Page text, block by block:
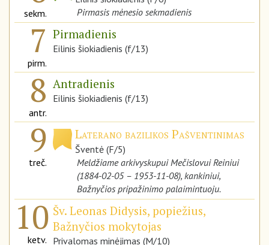
sekm.
Pirmasis mėnesio sekmadienis
7
pirm.
Pirmadienis
Eilinis šiokiadienis (f/13)
8
antr.
Antradienis
Eilinis šiokiadienis (f/13)
9
treč.
Laterano bazilikos Pašventinimas
Šventė (F/5)
Meldžiame arkivyskupui Mečislovui Reiniui
(1884-02-05 – 1953-11-08), kankiniui,
Bažnyčios pripažinimo palaimintuoju.
10
ketv.
Šv. Leonas Didysis, popiežius,
Bažnyčios mokytojas
Privalomas minėjimas (M/10)